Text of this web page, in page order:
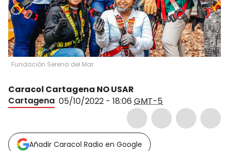
Fundación Serena del Mar
Caracol Cartagena NO USAR
Cartagena 05/10/2022 - 18:06 GMT-5
Añadir Caracol Radio en Google